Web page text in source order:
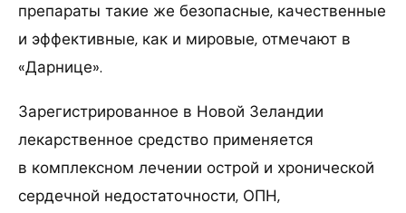
препараты такие же безопасные, качественные
и эффективные, как и мировые, отмечают в
«Дарнице».
Зарегистрированное в Новой Зеландии
лекарственное средство применяется
в комплексном лечении острой и хронической
сердечной недостаточности, ОПН,